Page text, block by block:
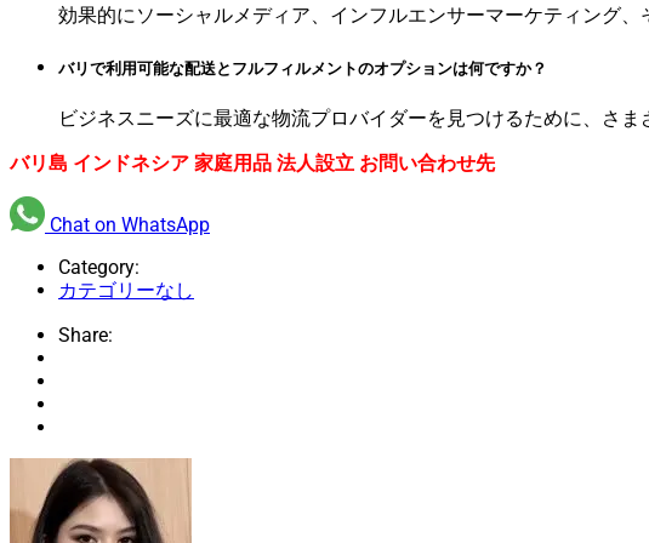
効果的にソーシャルメディア、インフルエンサーマーケティング
バリで利用可能な配送とフルフィルメントのオプションは何ですか？
ビジネスニーズに最適な物流プロバイダーを見つけるために、さま
バリ島 インドネシア 家庭用品 法人設立 お問い合わせ先
Chat on WhatsApp
Category:
カテゴリーなし
Share: